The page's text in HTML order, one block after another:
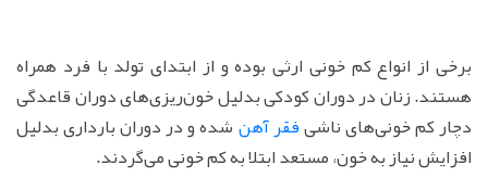
برخی از انواع کم خونی ارثی بوده و از ابتدای تولد با فرد همراه
هستند. زنان در دوران کودکی بدلیل خون‌ریزی‌های دوران قاعدگی
دچار کم خونی‌های ناشیفقر آهنشده و در دوران بارداری بدلیل
افزایش نیاز به خون، مستعد ابتلا به کم خونی می‌گردند.